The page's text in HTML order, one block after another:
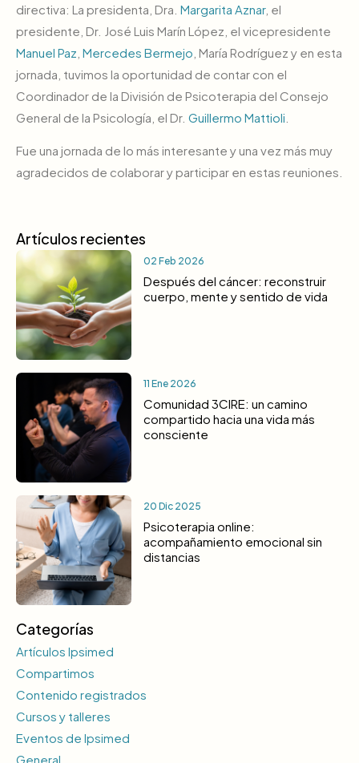
directiva: La presidenta, Dra. Margarita Aznar, el
presidente, Dr. José Luis Marín López , el vicepresidente
Manuel Paz Mercedes Bermejo María Rodríguez y en esta
jornada, tuvimos la oportunidad de contar con el
Coordinador de la División de Psicoterapia del Consejo
General de la Psicología, el Dr. Guillermo Mattioli
Fue una jornada de lo más interesante y una vez más muy
agradecidos de colaborar y participar en estas reuniones.
Artículos recientes
02 Feb 2026
Después del cáncer: reconstruir
cuerpo, mente y sentido de vida
11 Ene 2026
Comunidad 3CIRE: un camino
compartido hacia una vida más
consciente
20 Dic 2025
Psicoterapia online:
acompañamiento emocional sin
distancias
Categorías
Artículos Ipsimed
Compartimos
Contenido registrados
Cursos y talleres
Eventos de Ipsimed
General